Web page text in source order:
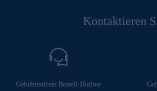
Kontaktieren
Gebührenfreie Bestell-Hotline